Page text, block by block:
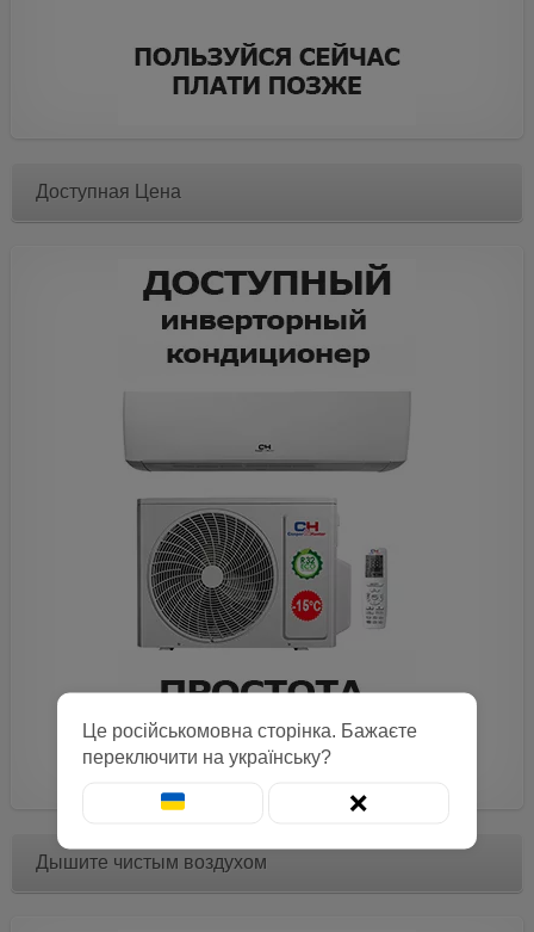
Доступная Цена
Дышите чистым воздухом
Це російськомовна сторінка. Бажаєте
переключити на українську?
❌